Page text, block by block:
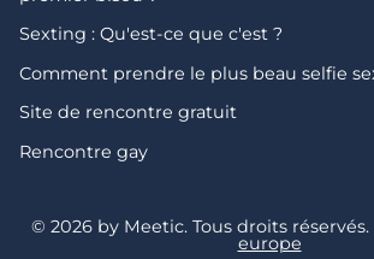
Sexting : Qu'est-ce que c'est ?
Comment prendre le plus beau selfie
Site de rencontre gratuit
Rencontre gay
© 2026 by Meetic. Tous droits réservés.
europe